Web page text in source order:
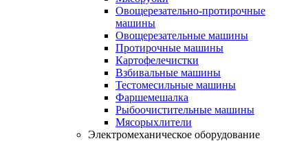
Овощерезательно-протирочные
машины
Овощерезательные машины
Протирочные машины
Картофелечистки
Взбивальные машины
Тестомесильные машины
Фаршемешалка
Рыбоочистительные машины
Мясорыхлители
Электромеханическое оборудование